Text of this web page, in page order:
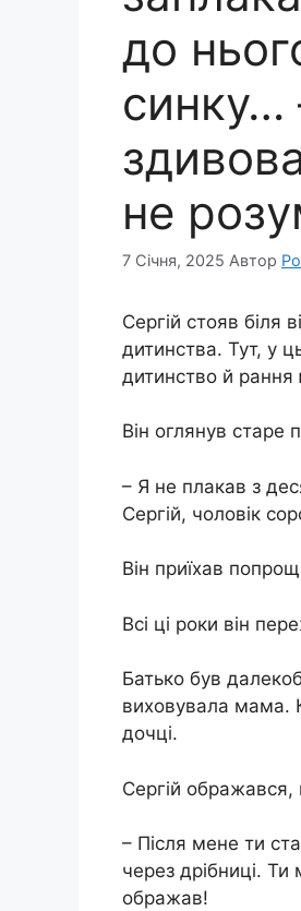
до
синку…
не
7 Січня, 2025 Автор
Сергій стояв біля
дитинства. Тут, у
дитинство й рання
Він оглянув старе
– Я не плакав з
Сергій, чоловік
Він приїхав
Всі ці роки він
Батько був
виховувала мама.
дочці.
Сергій
– Після мене ти
через дрібниці.
ображав!